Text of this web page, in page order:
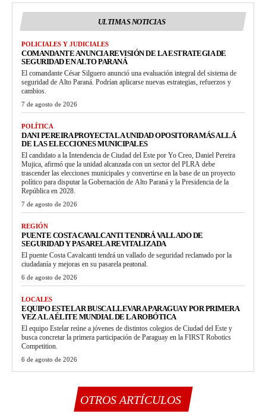
ULTIMAS NOTICIAS
POLICIALES Y JUDICIALES
COMANDANTE ANUNCIA REVISIÓN DE LA ESTRATEGIA DE
SEGURIDAD EN ALTO PARANÁ
El comandante César Silguero anunció una evaluación integral del sistema de
seguridad de Alto Paraná. Podrían aplicarse nuevas estrategias, refuerzos y
cambios.
7 de agosto de 2026
POLÍTICA
DANI PEREIRA PROYECTA LA UNIDAD OPOSITORA MÁS ALLÁ
DE LAS ELECCIONES MUNICIPALES
El candidato a la Intendencia de Ciudad del Este por Yo Creo, Daniel Pereira
Mujica, afirmó que la unidad alcanzada con un sector del PLRA debe
trascender las elecciones municipales y convertirse en la base de un proyecto
político para disputar la Gobernación de Alto Paraná y la Presidencia de la
República en 2028.
7 de agosto de 2026
REGIÓN
PUENTE COSTA CAVALCANTI TENDRÁ VALLADO DE
SEGURIDAD Y PASARELA REVITALIZADA
El puente Costa Cavalcanti tendrá un vallado de seguridad reclamado por la
ciudadanía y mejoras en su pasarela peatonal.
6 de agosto de 2026
LOCALES
EQUIPO ESTELAR BUSCA LLEVAR A PARAGUAY POR PRIMERA
VEZ A LA ÉLITE MUNDIAL DE LA ROBÓTICA
El equipo Estelar reúne a jóvenes de distintos colegios de Ciudad del Este y
busca concretar la primera participación de Paraguay en la FIRST Robotics
Competition.
6 de agosto de 2026
OTROS ARTÍCULOS